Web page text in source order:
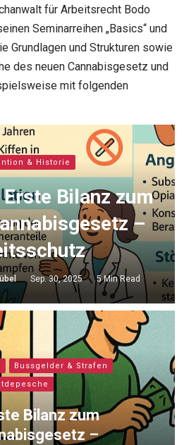
für Arbeitsrecht Bodo
Seminarreihen „Basics“ und
Grundlagen und Strukturen sowie
des neuen Cannabisgesetz und
mit folgenden
& Historie
Erste Bilanz zum
–
Sep. 30, 2025 5 Min Read
Bussgelder & Strafen
Bilanz zum
–